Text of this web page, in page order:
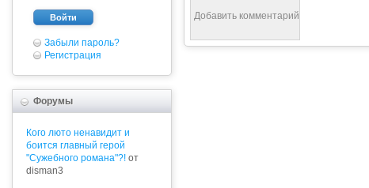
Войти
Забыли пароль?
Регистрация
Форумы
Кого люто ненавидит и
боится главный герой
"Сужебного романа"?! от
disman3